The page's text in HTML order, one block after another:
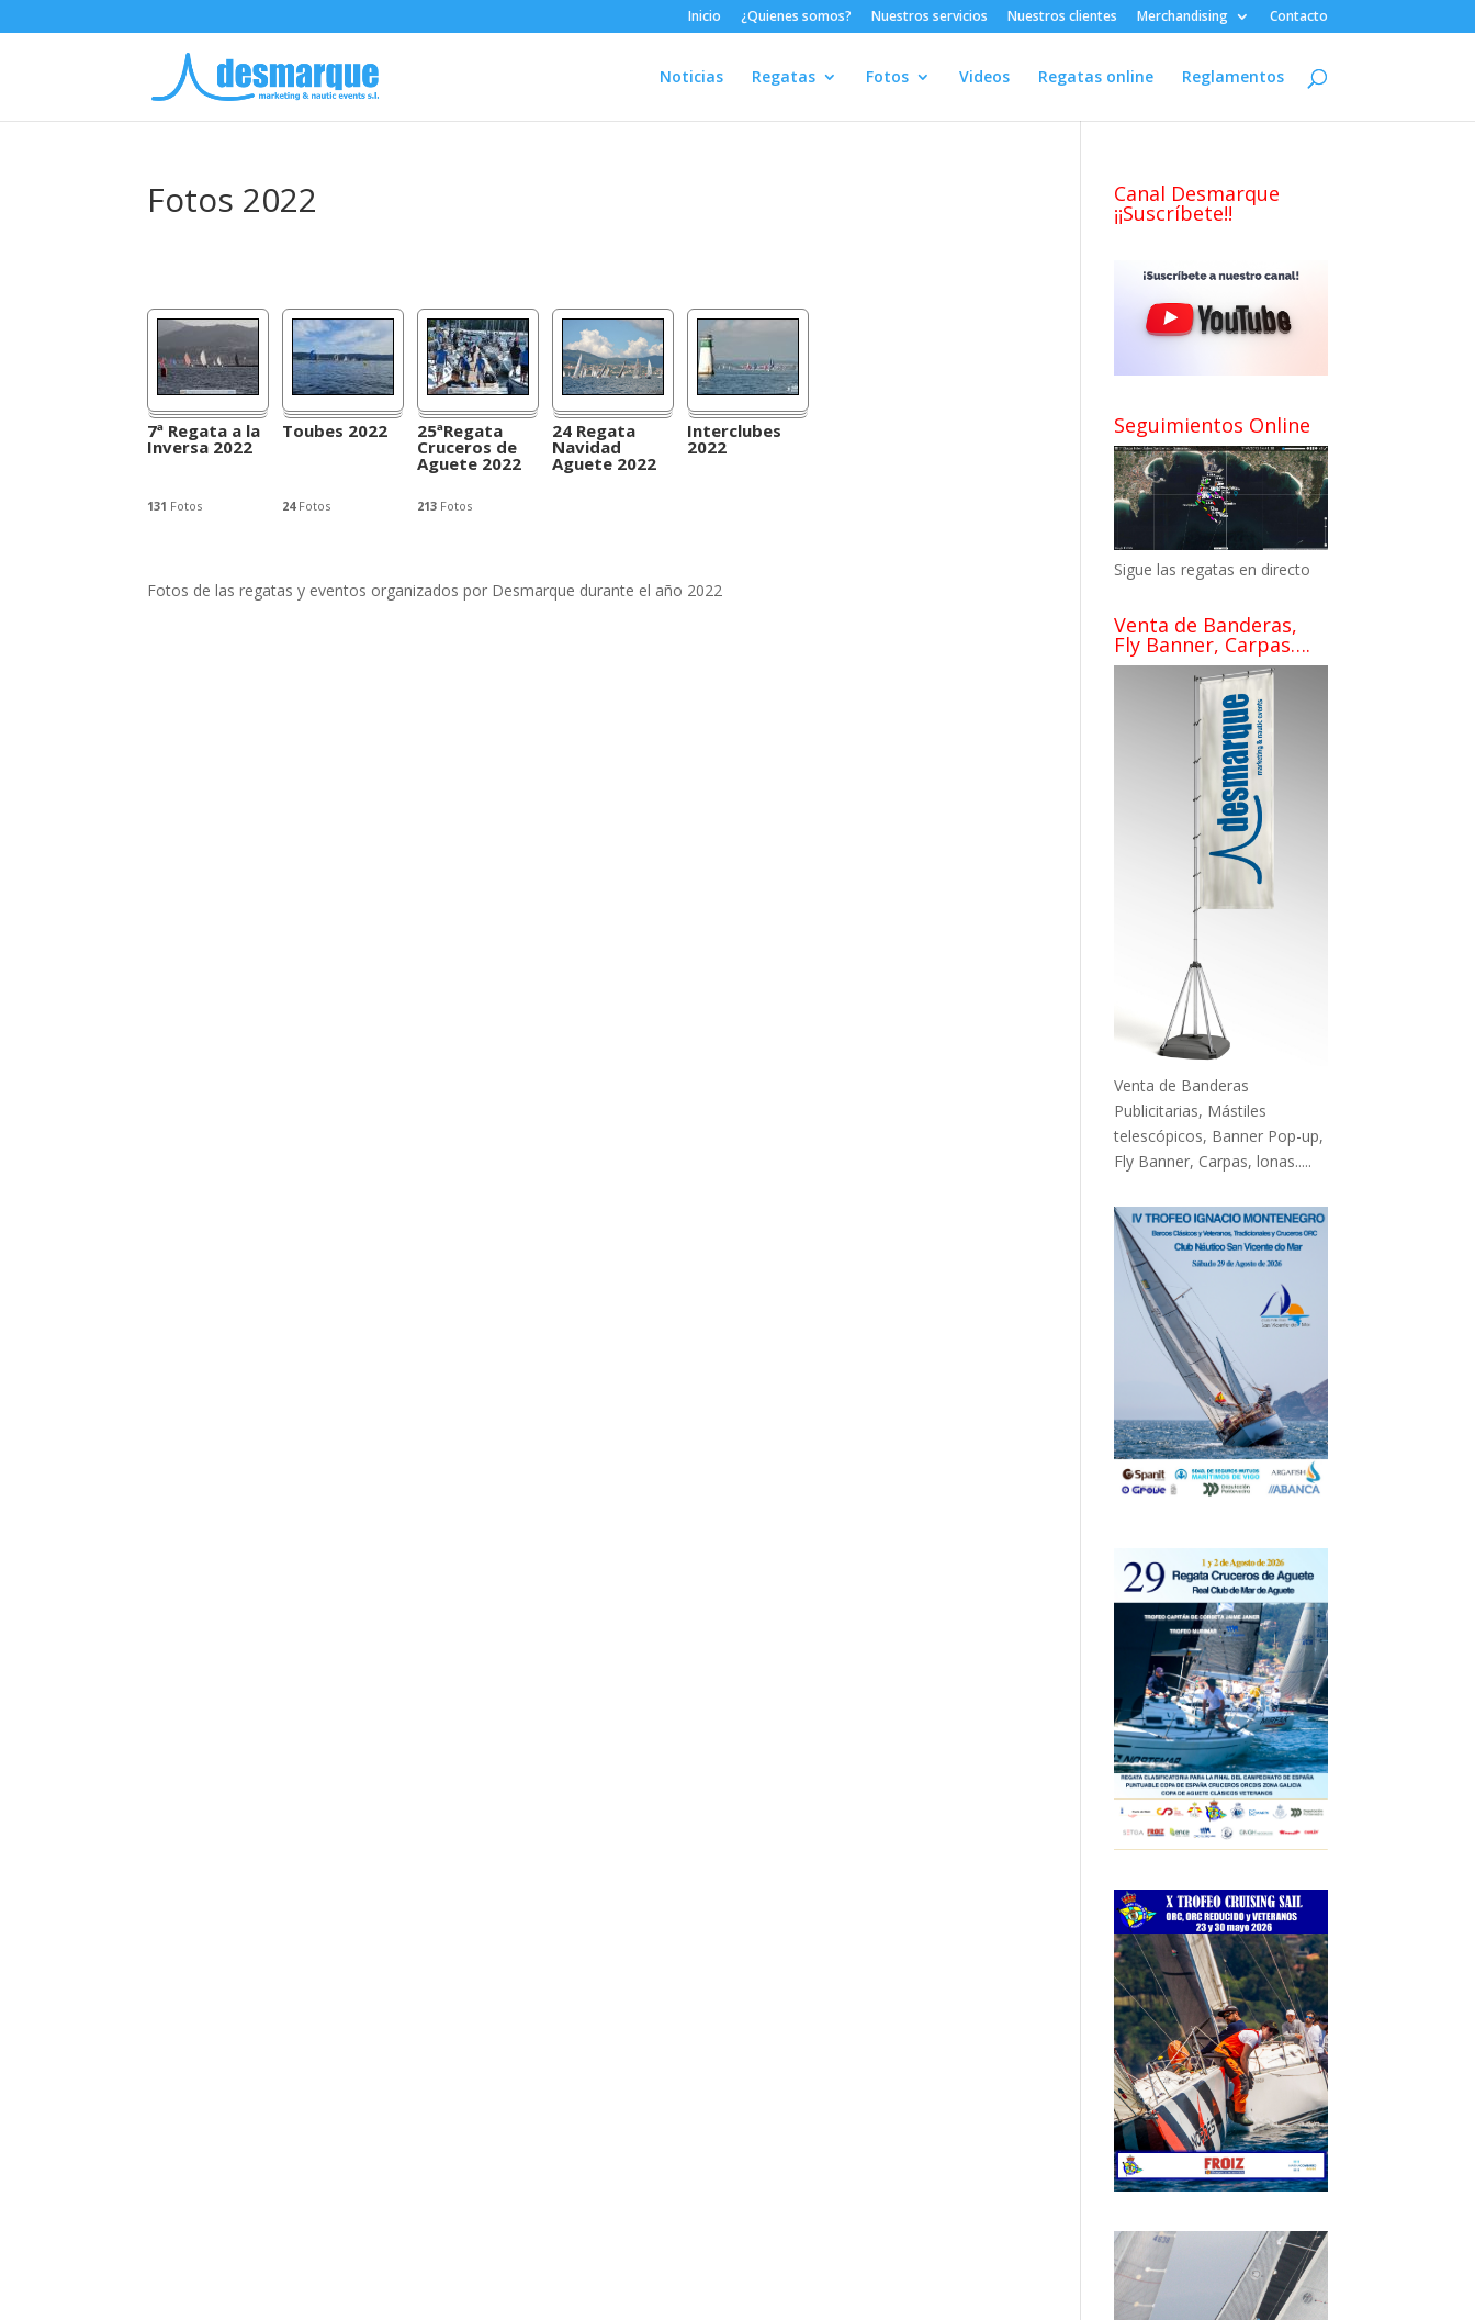
Inicio ¿Quienes somos? Nuestros servicios Nuestros clientes Merchandising Contacto
Noticias Regatas Fotos Videos Regatas online Reglamentos
Fotos 2022
7ª Regata a la
Inversa 2022
131 Fotos
Toubes 2022
24Fotos
25ªRegata
Cruceros de
Aguete 2022
213 Fotos
24 Regata
Navidad
Aguete 2022
Interclubes
2022
Fotos de las regatas y eventos organizados por Desmarque durante el año 2022
Canal Desmarque
¡¡Suscríbete!!
Seguimientos Online
Sigue las regatas en directo
Venta de Banderas,
Fly Banner, Carpas….
Venta de Banderas
Publicitarias, Mástiles
telescópicos, Banner Pop-up,
Fly Banner, Carpas, lonas.....